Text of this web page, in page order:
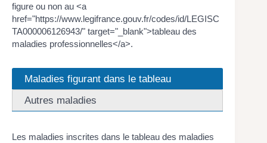
figure ou non au <a
href="https://www.legifrance.gouv.fr/codes/id/LEGISC
TA000006126943/" target="_blank">tableau des
maladies professionnelles</a>.
Maladies figurant dans le tableau
Autres maladies
Les maladies inscrites dans le tableau des maladies